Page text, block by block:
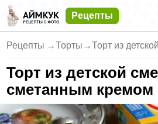
Рецепты
Рецепты →Торты →Торт из
Торт из детской
сметанным кремом